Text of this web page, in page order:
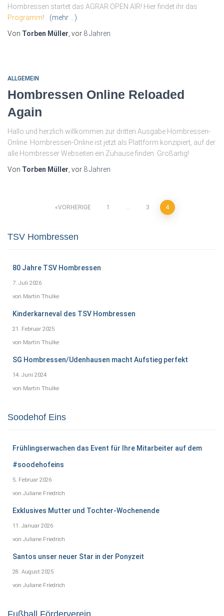
Hombressen startet das AGRAR OPEN AIR! Hier findet ihr das
Programm!
(mehr …)
Von Torben Müller , vor 8 Jahren
ALLGEMEIN
Hombressen Online Reloaded
Again
Hallo und herzlich willkommen zur dritten Ausgabe Hombressen-
Online. Hombressen-Online ist jetzt als Plattform konzipiert, auf der
alle Hombresser Webseiten ein Zuhause finden. Großartig!
Von Torben Müller , vor 8 Jahren
Seitennummerierung
der
VORHERIGE 1 … 3 4
TSV Hombressen
80 Jahre TSV Hombressen
7. Juli 2026
von Martin Thulke
Kinderkarneval des TSV Hombressen
21. Februar 2025
von Martin Thulke
SG Hombressen/Udenhausen macht Aufstieg perfekt
14. Juni 2024
von Martin Thulke
Soodehof Eins
Frühlingserwachen das Event für Ihre Mitarbeiter auf dem
#soodehofeins
5. Februar 2026
von Juliane Friedrich
Exklusives Mutter und Tochter-Wochenende
11. Januar 2026
von Juliane Friedrich
Santos unser neuer Star in der Ponyzeit
28. August 2025
von Juliane Friedrich
Fußball Förderverein